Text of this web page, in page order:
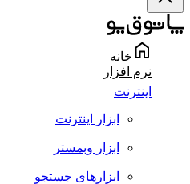
خانه
نرم افزار
اینترنت
ابزار اینترنت
ابزار وبمستر
ابزارهای جستجو